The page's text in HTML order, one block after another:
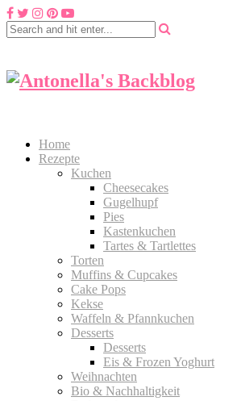
Home
Rezepte
Kuchen
Cheesecakes
Gugelhupf
Pies
Kastenkuchen
Tartes & Tartlettes
Torten
Muffins & Cupcakes
Cake Pops
Kekse
Waffeln & Pfannkuchen
Desserts
Desserts
Eis & Frozen Yoghurt
Weihnachten
Bio & Nachhaltigkeit